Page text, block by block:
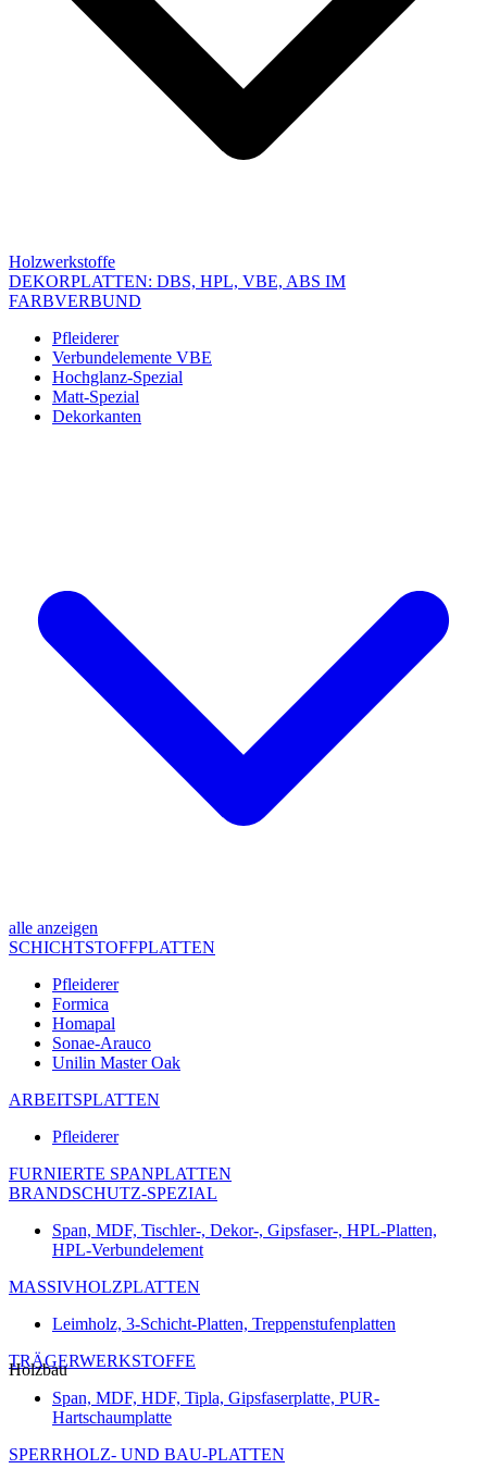
Holzwerkstoffe
DEKORPLATTEN: DBS, HPL, VBE, ABS IM
FARBVERBUND
Pfleiderer
Verbundelemente VBE
Hochglanz-Spezial
Matt-Spezial
Dekorkanten
alle anzeigen
SCHICHTSTOFFPLATTEN
Pfleiderer
Formica
Homapal
Sonae-Arauco
Unilin Master Oak
ARBEITSPLATTEN
Pfleiderer
FURNIERTE SPANPLATTEN
BRANDSCHUTZ-SPEZIAL
Span, MDF, Tischler-, Dekor-, Gipsfaser-, HPL-Platten,
HPL-Verbundelement
MASSIVHOLZPLATTEN
Leimholz, 3-Schicht-Platten, Treppenstufenplatten
TRÄGERWERKSTOFFE
Span, MDF, HDF, Tipla, Gipsfaserplatte, PUR-
Hartschaumplatte
SPERRHOLZ- UND BAU-PLATTEN
Holzbau